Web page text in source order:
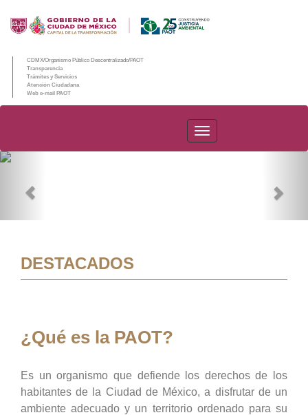
CDMX/Organismo Público Descentralizado/PAOT
Transparencia
Trámites y Servicios
Atención Ciudadana
Web e-mail PAOT
PAOT
DESTACADOS
¿Qué es la PAOT?
Es un organismo que defiende los derechos de los
habitantes de la Ciudad de México, a disfrutar de un
ambiente adecuado y un territorio ordenado para su